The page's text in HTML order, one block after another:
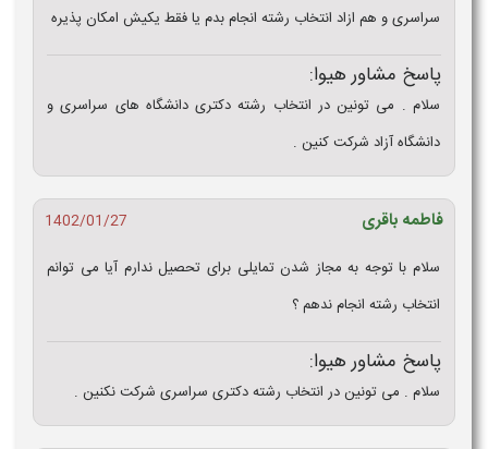
سراسری و هم ازاد انتخاب رشته انجام بدم یا فقط یکیش امکان پذیره
پاسخ مشاور هیوا:
سلام . می تونین در انتخاب رشته دکتری دانشگاه های سراسری و
دانشگاه آزاد شرکت کنین .
فاطمه باقری
1402/01/27
سلام با توجه به مجاز شدن تمایلی برای تحصیل ندارم آیا می توانم
انتخاب رشته انجام ندهم ؟
پاسخ مشاور هیوا:
سلام . می تونین در انتخاب رشته دکتری سراسری شرکت نکنین .